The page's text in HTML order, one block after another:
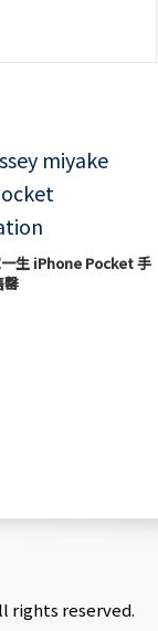
生 iPhone Pocket 手
罄
rights reserved.